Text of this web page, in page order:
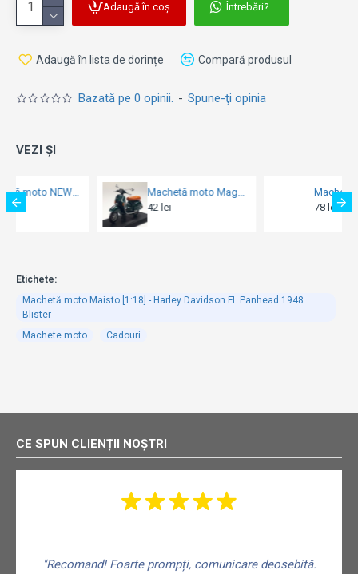
Bazată pe 0 opinii. - Spune-ţi opinia
Adaugă în coș Întrebări?
Adaugă în lista de dorințe Compară produsul
VEZI ȘI
Machetă moto Magazine Models [1:18] - Vespa 1999 PX 150 - Green
Machetă moto Maisto [1:18] - Ducati Monster 2021 - Black/Red
78 lei
120 lei
Etichete:
Machetă moto Maisto [1:18] - Harley Davidson FL Panhead 1948
Blister
Machete moto
Cadouri
CE SPUN CLIENȚII NOȘTRI
"Recomand! Foarte prompți, comunicare deosebită.